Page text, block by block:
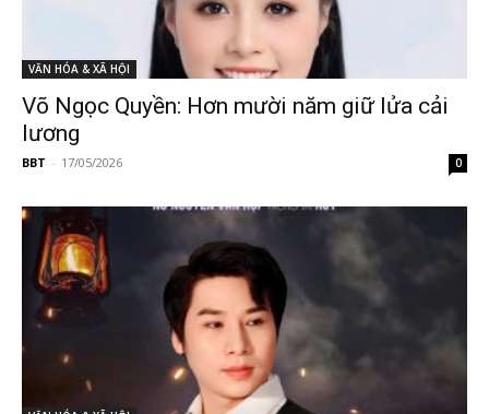
VĂN HÓA & XÃ HỘI
Võ Ngọc Quyền: Hơn mười năm giữ lửa cải
lương
BBT - 17/05/2026 0